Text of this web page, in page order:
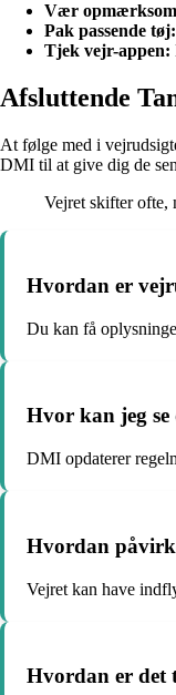
Vær
Pak passende tøj:
Tjek vejr-appen:
Afsluttende
At følge med i
DMI til at give dig de
Vejret skifter ofte,
Hvordan er
Du kan få
Hvor kan jeg se
DMI opdaterer
Hvordan
Vejret kan have
Hvordan er det